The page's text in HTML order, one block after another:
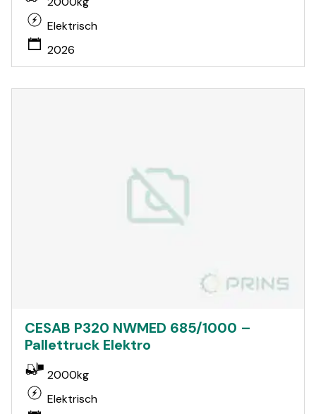
Elektrisch
2026
CESAB P320 NWMED 685/1000 –
Pallettruck Elektro
2000kg
Elektrisch